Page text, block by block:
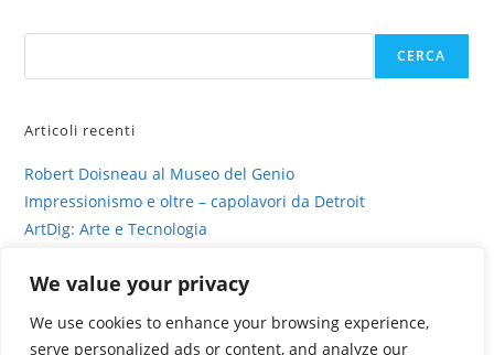
We value your privacy
We use cookies to enhance your browsing experience,
serve personalized ads or content, and analyze our
CERCA
Articoli recenti
Robert Doisneau al Museo del Genio
Impressionismo e oltre – capolavori da Detroit
ArtDig: Arte e Tecnologia
La fotografia viva di Valentina Murabito